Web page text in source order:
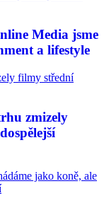
Media jsme
a lifestyle
zmizely